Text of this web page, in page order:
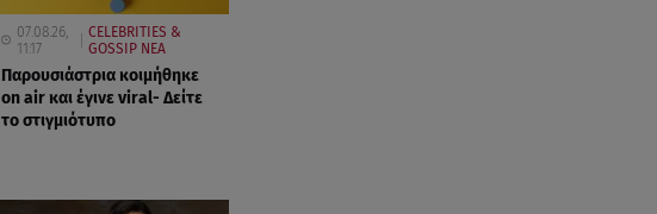
07.08.26,
11:17
CELEBRITIES &
GOSSIP ΝΕΑ
Παρουσιάστρια κοιμήθηκε
on air και έγινε viral- Δείτε
το στιγμιότυπο